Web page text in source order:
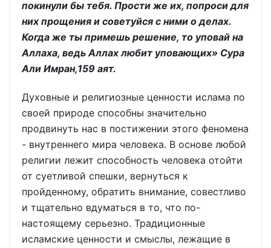
покинули бы тебя. Прости же их, попроси для
них прощения и советуйся с ними о делах.
Когда же ты примешь решение, то уповай на
Аллаха, ведь Аллах любит уповающих» Сура
Али Имран,159 аят.
Духовные и религиозные ценности ислама по
своей природе способны значительно
продвинуть нас в постижении этого феномена
- внутреннего мира человека. В основе любой
религии лежит способность человека отойти
от суетливой спешки, вернуться к
пройденному, обратить внимание, совестливо
и тщательно вдуматься в то, что по-
настоящему серьезно. Традиционные
исламские ценности и смыслы, лежащие в